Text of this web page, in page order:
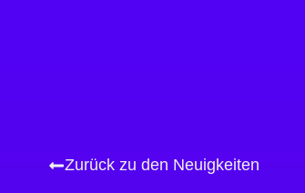
Zurück zu den Neuigkeiten